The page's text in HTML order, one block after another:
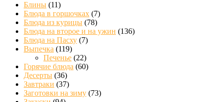
Блины (11)
Блюда в горшочках (7)
Блюда из курицы (78)
Блюда на второе и на ужин (136)
Блюда на Пасху (7)
Выпечка (119)
Печенье (22)
Горячие блюда (60)
Десерты (36)
Завтраки (37)
Заготовки на зиму (73)